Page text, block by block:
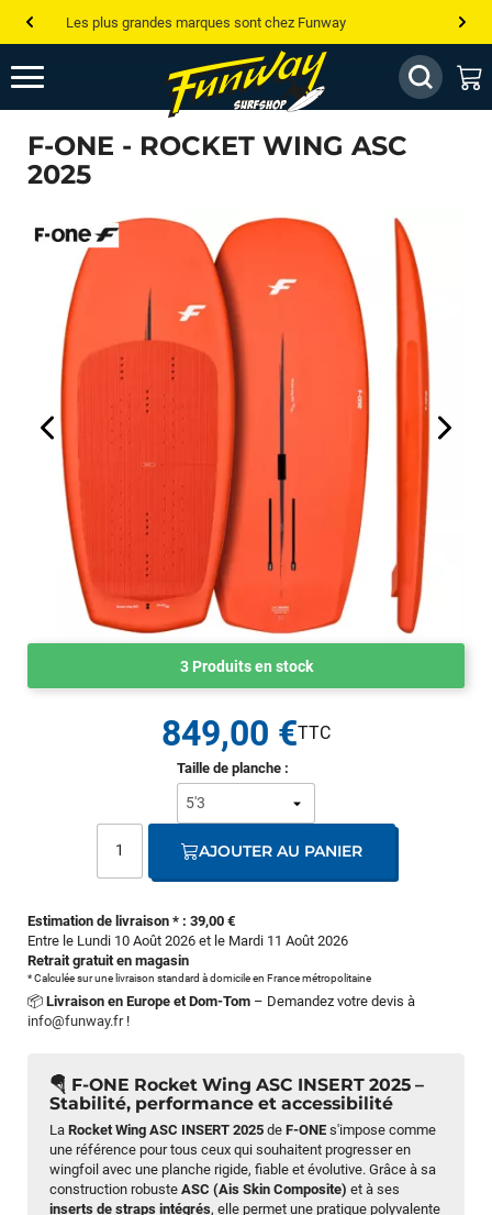
Les plus grandes marques sont chez Funway
Jusqu’à -75% de remise sur le windsurf, wingfoil, etc...
💰 Meilleur prix garanti — Moins cher ailleurs ? On s’aligne !
Besoin de conseils de pro ? Appelle nous !
F-ONE - ROCKET WING ASC
2025
🪂 F-ONE Rocket Wing ASC INSERT 2025 –
Stabilité, performance et accessibilité
La Rocket Wing ASC INSERT 2025 de F-ONE s'impose comme
une référence pour tous ceux qui souhaitent progresser en
wingfoil avec une planche rigide, fiable et évolutive. Grâce à sa
construction robuste ASC (Ais Skin Composite) et à ses
inserts de straps intégrés, elle permet une pratique polyvalente
3 Produits en stock
Estimation de livraison * : 39,00 €
Entre le Lundi 10 Août 2026 et le Mardi 11 Août 2026
Retrait gratuit en magasin
* Calculée sur une livraison standard à domicile en France métropolitaine
📦 Livraison en Europe et Dom-Tom – Demandez votre devis à
info@funway.fr!
Taille de planche :
849,00 €
AJOUTER AU PANIER